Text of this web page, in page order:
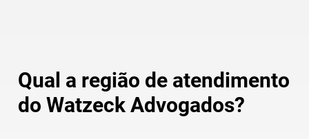
Qual a região de atendimento
do Watzeck Advogados?